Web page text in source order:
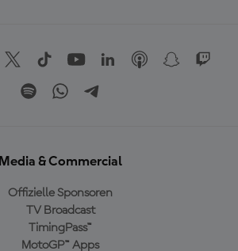
Media & Commercial
Offizielle Sponsoren
TV Broadcast
TimingPass™
MotoGP™ Apps